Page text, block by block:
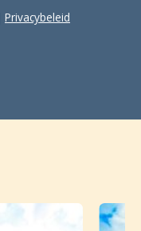
Privacybeleid